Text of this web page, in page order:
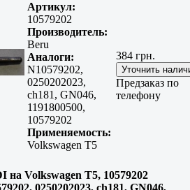
Артикул:
10579202
Производитель:
Beru
Аналоги:
N10579202,
0250202023,
ch181, GN046,
1191800500,
10579202
Применяемость:
Volkswagen T5
384 грн.
Предзаказ по
телефону
на Volkswagen T5, 10579202
0250202023, ch181, GN046,